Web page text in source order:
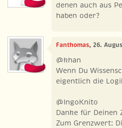
denen auch aus
haben oder?
Fanthomas, 26.
@khan
Wenn Du
eigentlich die
@IngoKnito
Danke für Deinen
Zum Grenzwert: